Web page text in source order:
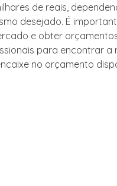
de reais,
desejado. É
e obter
para encontrar a
no orçamento